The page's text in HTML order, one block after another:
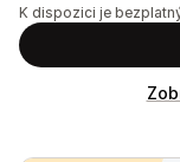
K dispozici je